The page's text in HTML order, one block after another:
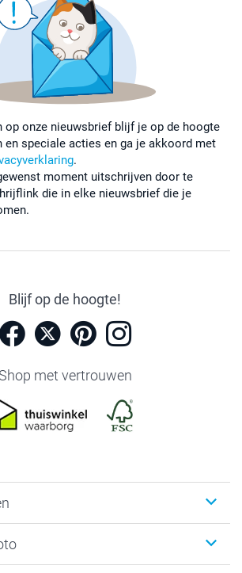
op onze nieuwsbrief blijf je op de hoogte
en speciale acties en ga je akkoord met
.
moment uitschrijven door te
die in elke nieuwsbrief die je
Blijf op de hoogte!
met vertrouwen